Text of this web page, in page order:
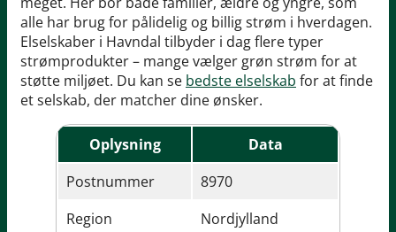
alle har brug for pålidelig og billig strøm i hverdagen.
Elselskaber i Havndal tilbyder i dag flere typer
strømprodukter – mange vælger grøn strøm for at
støtte miljøet. Du kan se bedste elselskab for at finde
et selskab, der matcher dine ønsker.
Oplysning
Data
Postnummer
8970
Region
Nordjylland